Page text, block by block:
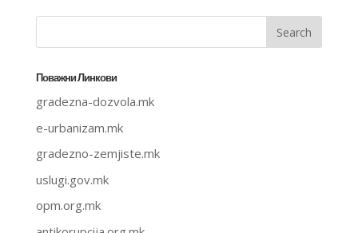
Поважни Линкови
gradezna-dozvola.mk
e-urbanizam.mk
gradezno-zemjiste.mk
uslugi.gov.mk
opm.org.mk